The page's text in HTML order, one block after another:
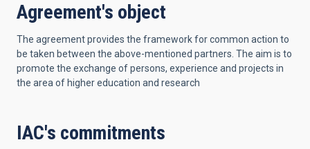
Agreement's object
The agreement provides the framework for common action to
be taken between the above-mentioned partners. The aim is to
promote the exchange of persons, experience and projects in
the area of higher education and research
IAC's commitments